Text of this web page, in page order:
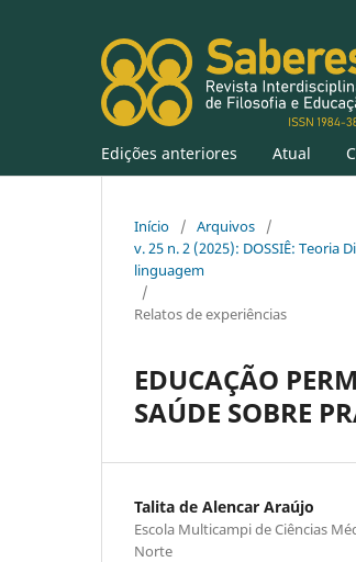
Edições anteriores Atual
Início / Arquivos
/
v. 25 n. 2 (2025): DOSSIÊ:
linguagem
/
Relatos de experiências
EDUCAÇÃO
SAÚDE SOBRE
Talita de Alencar Araújo
Escola Multicampi de Ciências
Norte